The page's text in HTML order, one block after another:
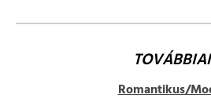
Romantikus/